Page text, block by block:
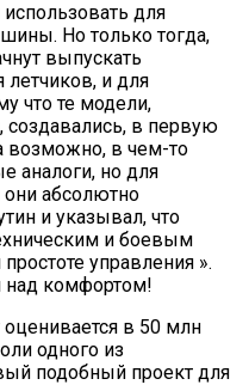
для
Но только тогда,
выпускать
и для
что те модели,
создавались, в первую
возможно, в чем-то
аналоги, но для
они абсолютно
и указывал, что
и боевым
управления ».
над комфортом!
в 50 млн
одного из
подобный проект для